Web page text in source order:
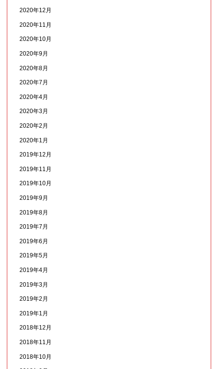
2020年12月
2020年11月
2020年10月
2020年9月
2020年8月
2020年7月
2020年4月
2020年3月
2020年2月
2020年1月
2019年12月
2019年11月
2019年10月
2019年9月
2019年8月
2019年7月
2019年6月
2019年5月
2019年4月
2019年3月
2019年2月
2019年1月
2018年12月
2018年11月
2018年10月